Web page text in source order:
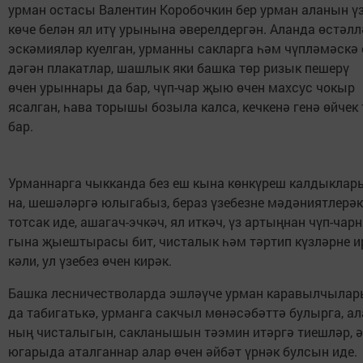
ур­ман остасы Валентин Коробочкин бер ур­ман ала­нын
көч­е бе­лән ял итү уры­ны­на әве­рел­дер­гән­. Алан­да
эс­кә­ми­я­ләр ку­ел­ган, ур­ман­ны сак­лар­га һәм
дә­гән пла­кат­лар, шаш­лык яки баш­ка төр ри­зык пе­ше­рү
өчен урын­на­ры да бар, чүп-чар җыю өчен мах­сус чо­кыр
ясал­ган, һа­ва то­ры­шы бо­зы­ла кал­са, кеч­ке­нә ге­нә өй­чек
бар.
Ур­ман­нар­га чык­кан­да без еш кы­на көн­кү­реш
на, ше­шә­ләр­гә юлы­га­быз, бе­раз үзе­без­не мә­дә­ни­ят­ле­рәк
тот­сак иде, аша­гач-эч­кәч, ял ит­кәч, үз ар­тың­нан чүп-
гы­на җы­еш­ты­ра­сы бит, чис­та­лык һәм тәр­тип күз­ләр­не
кә­ли, ул үзе­без өчен ки­рәк.
Баш­ка лес­ни­чест­во­лар­да эш­ләү­че ур­ман
да та­би­гать­кә, ур­ман­га сак­чыл мө­нә­сә­бәт­тә бу­лыр­га,
ның чис­та­лы­гын, сак­ла­ны­шын тәэ­мин итәр­гә ти­еш­ләр, ә
юга­ры­да атал­ган­нар алар өчен әй­бәт үр­нәк бул­сын иде.